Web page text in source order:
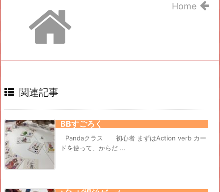
Home
関連記事
BBすごろく
Pandaクラス 初心者 まずはAction verb カー
ドを使って、からだ ...